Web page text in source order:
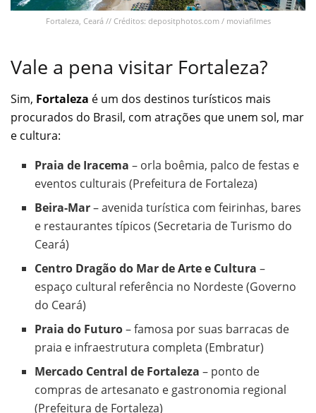
Fortaleza, Ceará // Créditos: depositphotos.com / moviafilmes
Vale a pena visitar Fortaleza?
Sim, Fortaleza é um dos destinos turísticos mais
procurados do Brasil, com atrações que unem sol, mar
e cultura:
Praia de Iracema – orla boêmia, palco de festas e
eventos culturais (Prefeitura de Fortaleza)
Beira-Mar– avenida turística com feirinhas, bares
e restaurantes típicos (Secretaria de Turismo do
Ceará)
Centro Dragão do Mar de Arte e Cultura –
espaço cultural referência no Nordeste (Governo
do Ceará)
Praia do Futuro– famosa por suas barracas de
praia e infraestrutura completa (Embratur)
Mercado Central de Fortaleza – ponto de
compras de artesanato e gastronomia regional
(Prefeitura de Fortaleza)